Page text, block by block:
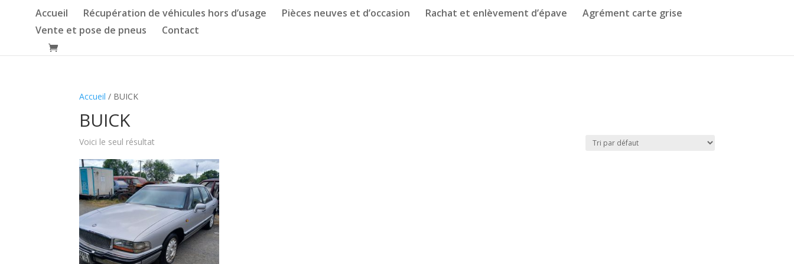
Accueil Récupération de véhicules hors d’usage Pièces neuves et d’occasion Rachat et enlèvement d’épave
Agrément carte grise
Vente et pose de pneus
Contact
Accueil / BUICK
BUICK
Voici le seul résultat